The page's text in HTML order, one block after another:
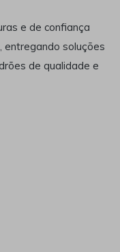
e de confiança
entregando soluções
de qualidade e